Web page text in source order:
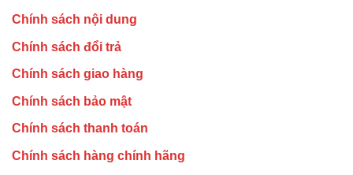
Chính sách nội dung
Chính sách đổi trả
Chính sách giao hàng
Chính sách bảo mật
Chính sách thanh toán
Chính sách hàng chính hãng